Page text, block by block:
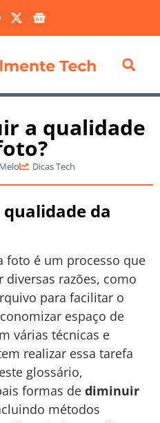
a qualidade
Dicas Tech
da
foto é um processo que
diversas razões, como
para facilitar o
espaço de
várias técnicas e
realizar essa tarefa
glossário,
formas de diminuir
métodos